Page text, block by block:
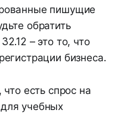
пишущие
обратить
– это то, что
бизнеса.
есть спрос на
учебных